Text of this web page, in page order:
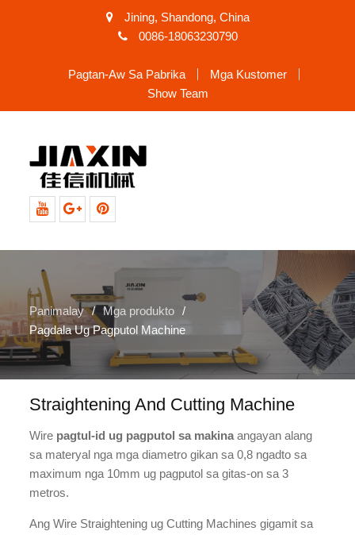
Jining, Shandong, China
0086-18063230790
Pagtan-Aw Sa Pabrika
Mga Kustomer
Show Team
Panimalay
Mga produkto
Pagdala Ug Pagputol Machine
Straightening And Cutting Machine
Wire pagtul-id ug pagputol sa makina angayan alang
sa materyal nga mga diametro gikan sa 0,8 ngadto sa
maximum nga 10mm ug pagputol sa gitas-on sa 3
metros.
Ang Wire Straightening ug Cutting Machines gigamit sa